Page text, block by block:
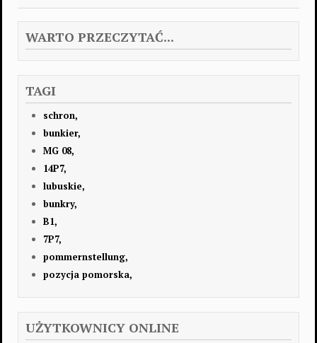
WARTO PRZECZYTAĆ...
TAGI
schron,
bunkier,
MG 08,
14P7,
lubuskie,
bunkry,
B1,
7P7,
pommernstellung,
pozycja pomorska,
UŻYTKOWNICY ONLINE